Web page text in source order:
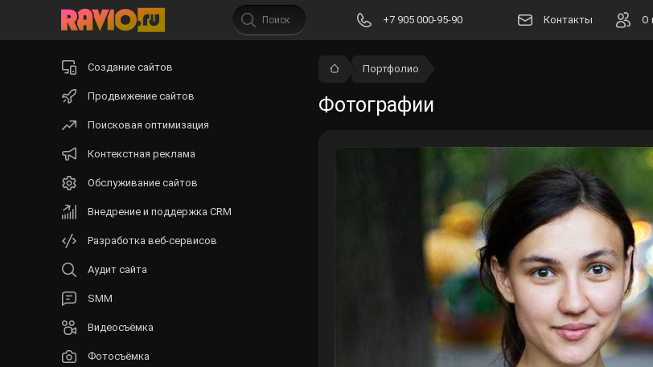
+7 905 000-95-90 Контакты О
Правовая
Портфолио
Фотографии
Создание сайтов
Продвижение сайтов
Поисковая оптимизация
Контекстная реклама
Обслуживание сайтов
Внедрение и поддержка CRM
Разработка веб-сервисов
Аудит сайта
SMM
Видеосъёмка
Фотосъёмка